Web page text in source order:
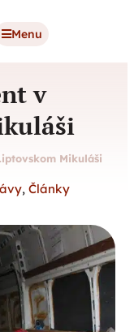
Menu
v
Mikuláši
, Články